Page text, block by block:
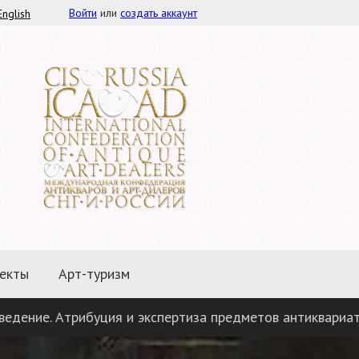
Арт-туризм
Войти или создать аккаунт
и экспертиза предметов антиквариата»,